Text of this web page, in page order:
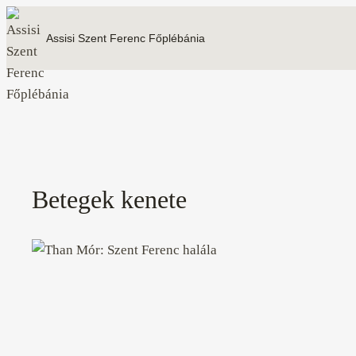
Skip
to
content
Assisi Szent Ferenc Főplébánia
Betegek kenete